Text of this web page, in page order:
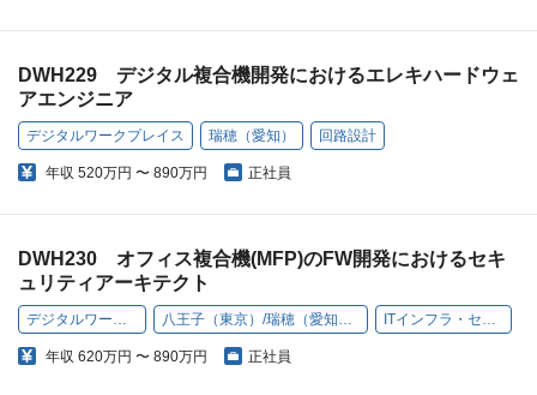
DWH229 デジタル複合機開発におけるエレキハードウェ
アエンジニア
デジタルワークプレイス 瑞穂（愛知） 回路設計
年収 520万円 〜 890万円 正社員
DWH230 オフィス複合機(MFP)のFW開発におけるセキ
ュリティアーキテクト
デジタルワークプレイス 八王子（東京）/瑞穂（愛知）/高槻（大阪） ITインフラ・セキュリティ
年収 620万円 〜 890万円 正社員